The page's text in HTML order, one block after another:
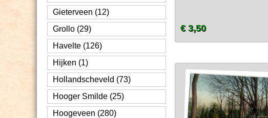
Gieterveen (12)
Grollo (29)
Havelte (126)
Hijken (1)
Hollandscheveld (73)
Hooger Smilde (25)
Hoogeveen (280)
€ 3,50